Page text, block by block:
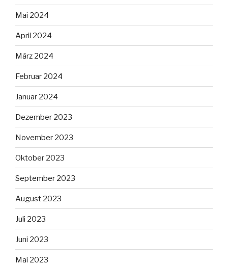
Mai 2024
April 2024
März 2024
Februar 2024
Januar 2024
Dezember 2023
November 2023
Oktober 2023
September 2023
August 2023
Juli 2023
Juni 2023
Mai 2023